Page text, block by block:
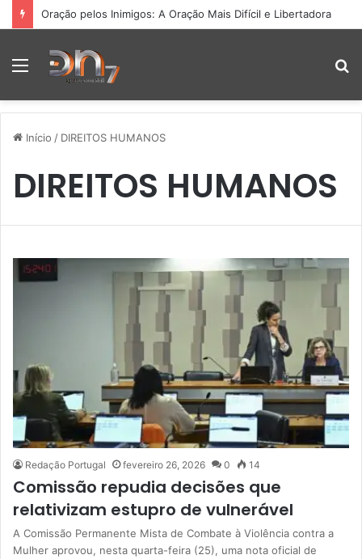
Oração pelos Inimigos: A Oração Mais Difícil e Libertadora
Menu
Início / DIREITOS HUMANOS
DIREITOS HUMANOS
Redação Portugal fevereiro 26, 2026 0 14
Comissão repudia decisões que
relativizam estupro de vulnerável
A Comissão Permanente Mista de Combate à Violência contra a
Mulher aprovou, nesta quarta-feira (25), uma nota oficial de